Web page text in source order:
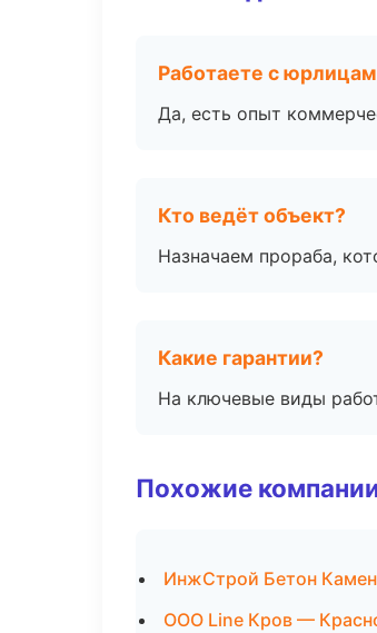
Работаете с
Да, есть опыт
Кто ведёт объект?
Назначаем прораба,
Какие гарантии?
На ключевые виды
Похожие
ИнжСтрой Бетон
ООО Line Кров —